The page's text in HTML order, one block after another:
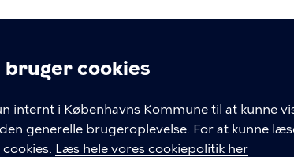
bruger cookies
internt i Københavns Kommune til at kunne
generelle brugeroplevelse. For at kunne
Læs hele vores cookiepolitik her
Kommune GENVEJE